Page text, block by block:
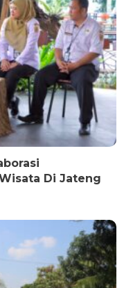
Di Jateng